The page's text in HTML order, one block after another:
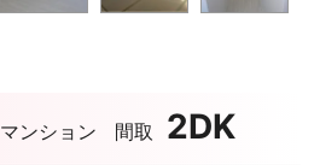
マンション 間取 2DK